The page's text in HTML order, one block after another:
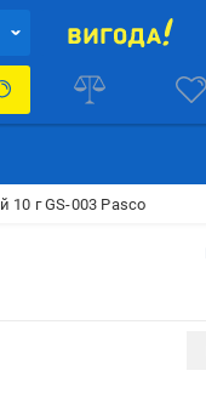
10 г GS-003 Pasco